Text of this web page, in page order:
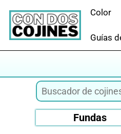
contenido
Color
Guías
Fundas